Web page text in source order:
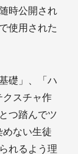
時公開され
使用された
礎」、「ハ
クスチャ作
つ踏んでツ
めない生徒
れるよう理